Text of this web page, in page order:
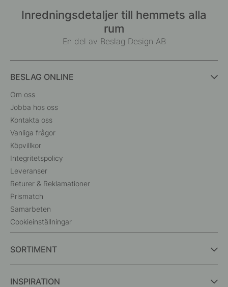
Inredningsdetaljer till hemmets alla
rum
En del av Beslag Design AB
BESLAG ONLINE
Om oss
Jobba hos oss
Kontakta oss
Vanliga frågor
Köpvillkor
Integritetspolicy
Leveranser
Returer & Reklamationer
Prismatch
Samarbeten
Cookieinställningar
SORTIMENT
INSPIRATION